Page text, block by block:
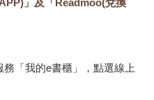
」及「Readmoo(兌換
「我的e書櫃」，點選線上